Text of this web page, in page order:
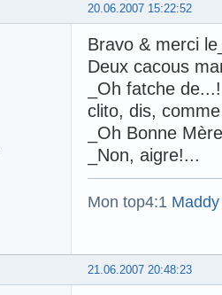
20.06.2007 15:22:52
Bravo & merci
Deux cacous
_Oh fatche
clito, dis,
_Oh Bonne
_Non, aigre!...
Mon top4:1
21.06.2007 20:48:23